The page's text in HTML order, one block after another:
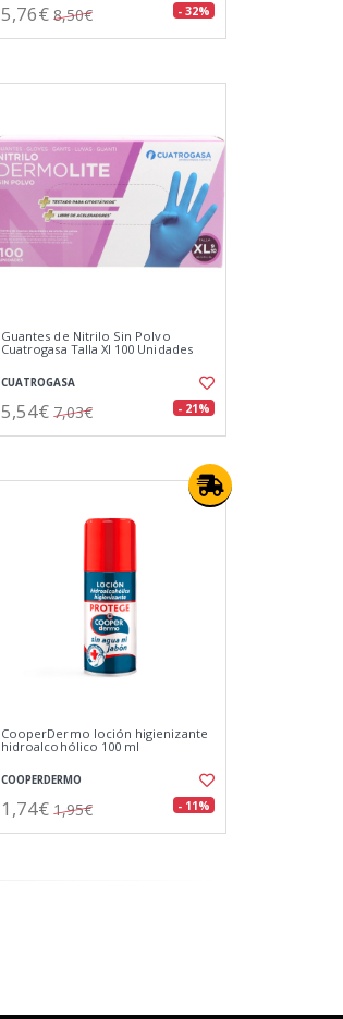
5,76€ 8,50€ - 32%
Guantes de Nitrilo Sin Polvo
Cuatrogasa Talla Xl 100 Unidades
CUATROGASA
5,54€ 7,03€ - 21%
CooperDermo loción higienizante
hidroalcohólico 100 ml
COOPERDERMO
1,74€ 1,95€ - 11%